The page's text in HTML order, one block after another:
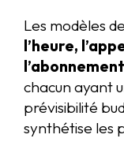
Les modèles
l’heure,
chacun ayant
prévisibilité
synthétise les